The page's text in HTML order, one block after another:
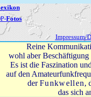
Fotos
Impressum/
Reine
wohl aber
Es ist die Faszination
auf den
derFunkwellen,
das sich